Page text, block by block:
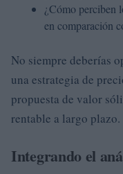
¿Cómo perciben
en comparación
No siempre deberías
una estrategia de
propuesta de valor
rentable a largo plazo.
Integrando el